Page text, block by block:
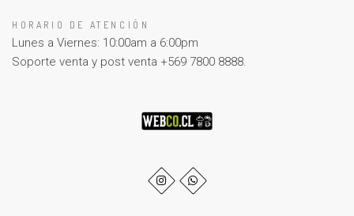
HORARIO DE ATENCIÓN
Lunes a Viernes: 10:00am a 6:00pm
Soporte venta y post venta +569 7800 8888.